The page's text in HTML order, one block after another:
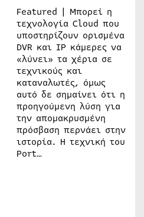
Featured | Μπορεί η
τεχνολογία Cloud που
υποστηρίζουν ορισμένα
DVR και IP κάμερες να
«λύνει» τα χέρια σε
τεχνικούς και
καταναλωτές, όμως
αυτό δε σημαίνει ότι η
προηγούμενη λύση για
την απομακρυσμένη
πρόσβαση περνάει στην
ιστορία. Η τεχνική του
Port…